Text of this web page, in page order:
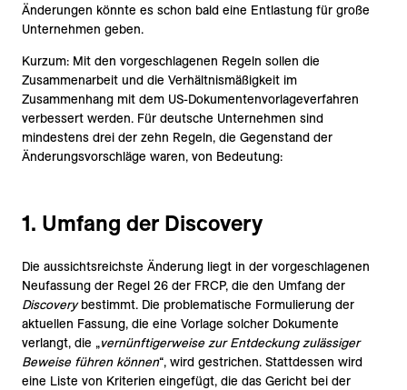
Änderungen könnte es schon bald eine Entlastung für große
Unternehmen geben.
Kurzum: Mit den vorgeschlagenen Regeln sollen die
Zusammenarbeit und die Verhältnismäßigkeit im
Zusammenhang mit dem US-Dokumentenvorlageverfahren
verbessert werden. Für deutsche Unternehmen sind
mindestens drei der zehn Regeln, die Gegenstand der
Änderungsvorschläge waren, von Bedeutung:
1. Umfang der Discovery
Die aussichtsreichste Änderung liegt in der vorgeschlagenen
Neufassung der Regel 26 der FRCP, die den Umfang der
Discoverybestimmt. Die problematische Formulierung der
aktuellen Fassung, die eine Vorlage solcher Dokumente
verlangt, die „vernünftigerweise zur Entdeckung zulässiger
Beweise führen können“, wird gestrichen. Stattdessen wird
eine Liste von Kriterien eingefügt, die das Gericht bei der